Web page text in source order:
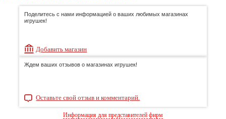
Поделитесь с нами информацией о ваших любимых магазинах
игрушек!
Добавить магазин
Ждем ваших отзывов о магазинах игрушек!
Оставьте свой отзыв и комментарий.
Информация для представителей фирм